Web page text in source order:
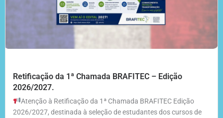
Retificação da 1ª Chamada BRAFITEC – Edição
2026/2027.
Atenção à Retificação da 1ª Chamada BRAFITEC Edição
2026/2027, destinada à seleção de estudantes dos cursos de